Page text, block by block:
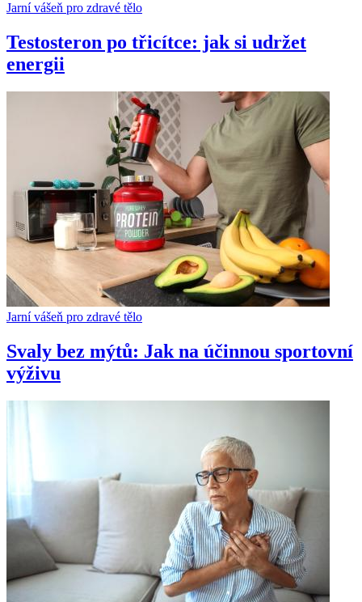
Jarní vášeň pro zdravé tělo
Testosteron po třicítce: jak si udržet
energii
Jarní vášeň pro zdravé tělo
Svaly bez mýtů: Jak na účinnou sportovní
výživu